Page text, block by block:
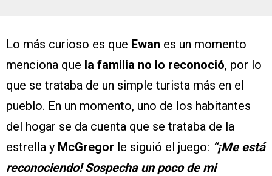
Lo más curioso es que Ewan es un momento
menciona que la familia no lo reconoció, por lo
que se trataba de un simple turista más en el
pueblo. En un momento, uno de los habitantes
del hogar se da cuenta que se trataba de la
estrella y McGregor le siguió el juego: “¡Me está
reconociendo! Sospecha un poco de mi